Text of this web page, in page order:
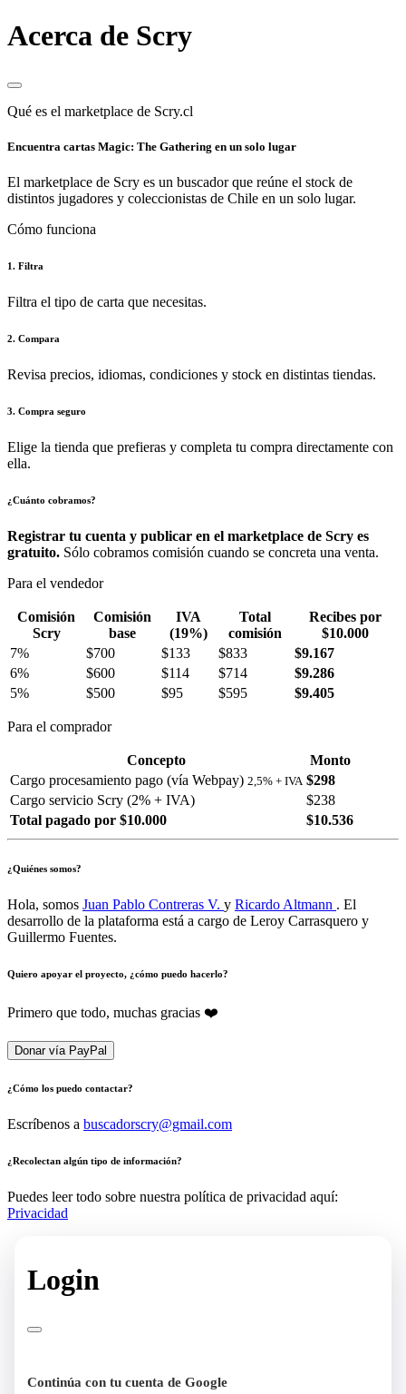
Acerca de Scry
Qué es el marketplace de Scry.cl
Encuentra cartas Magic: The Gathering en un solo lugar
El marketplace de Scry es un buscador que reúne el stock de
distintos jugadores y coleccionistas de Chile en un solo lugar.
Cómo funciona
1. Filtra
Filtra el tipo de carta que necesitas.
2. Compara
Revisa precios, idiomas, condiciones y stock en distintas tiendas.
3. Compra seguro
Elige la tienda que prefieras y completa tu compra directamente con
ella.
¿Cuánto cobramos?
Registrar tu cuenta y publicar en el marketplace de Scry es
gratuito. Sólo cobramos comisión cuando se concreta una venta.
Para el vendedor
Comisión
Scry
Comisión
base
IVA
(19%)
Total
comisión
Recibes por
$10.000
7%
$700 $133 $833
$9.167
6%
$600 $114 $714
$9.286
5%
$500 $95 $595 $9.405
Para el comprador
Concepto
Monto
Cargo procesamiento pago (vía Webpay) 2,5% + IVA $298
Cargo servicio Scry (2% + IVA)
$238
Total pagado por $10.000
$10.536
¿Quiénes somos?
Hola, somos Juan Pablo Contreras V. y Ricardo Altmann . El
desarrollo de la plataforma está a cargo de Leroy Carrasquero y
Guillermo Fuentes.
Quiero apoyar el proyecto, ¿cómo puedo hacerlo?
Primero que todo, muchas gracias ❤️
Donar vía PayPal
¿Cómo los puedo contactar?
Escríbenos a buscadorscry@gmail.com
¿Recolectan algún tipo de información?
Puedes leer todo sobre nuestra política de privacidad aquí:
Privacidad
Login
Continúa con tu cuenta de Google